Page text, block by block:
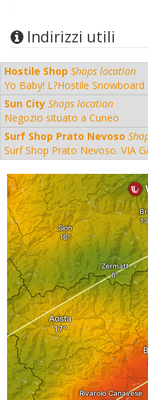
Indirizzi utili
Hostile Shop Shops location
Yo Baby! L?Hostile
Sun City Shops location
Negozio situato a Cuneo
Surf Shop Prato Nevoso
Surf Shop Prato Nevoso. VIA